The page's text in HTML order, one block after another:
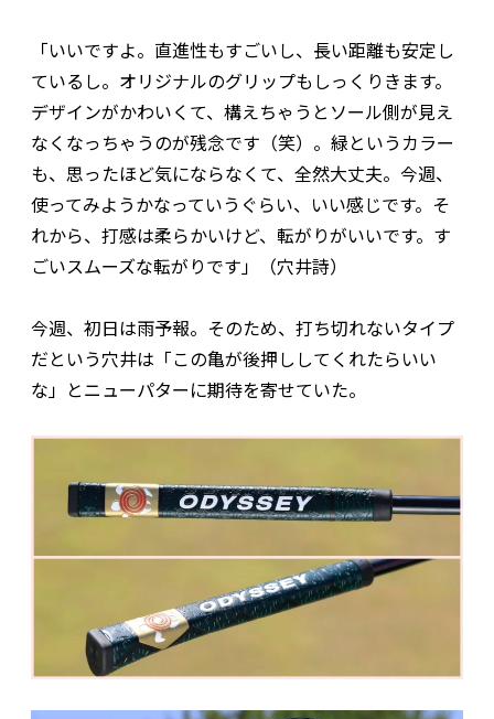
「いいですよ。直進性もすごいし、長い距離も安定し
ているし。オリジナルのグリップもしっくりきます。
デザインがかわいくて、構えちゃうとソール側が見え
なくなっちゃうのが残念です（笑）。緑というカラー
も、思ったほど気にならなくて、全然大丈夫。今週、
使ってみようかなっていうぐらい、いい感じです。そ
れから、打感は柔らかいけど、転がりがいいです。す
ごいスムーズな転がりです」（穴井詩）
今週、初日は雨予報。そのため、打ち切れないタイプ
だという穴井は「この亀が後押ししてくれたらいい
な」とニューパターに期待を寄せていた。